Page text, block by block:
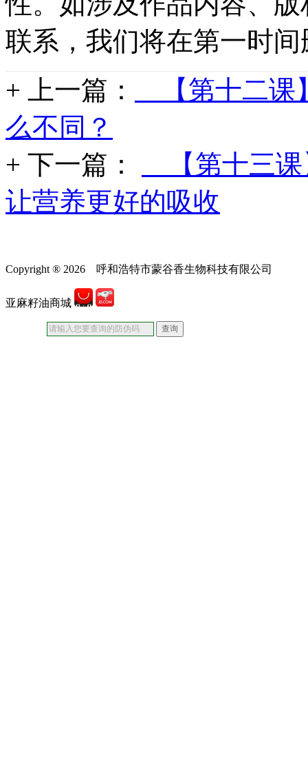
联系，我们将在第一时
+ 上一篇：
【第十二课
么不同？
+ 下一篇：
【第十三课
让营养更好的吸收
Copyright ® 2026 呼和浩特市蒙谷香生物科技有限公司
亚麻籽油商城